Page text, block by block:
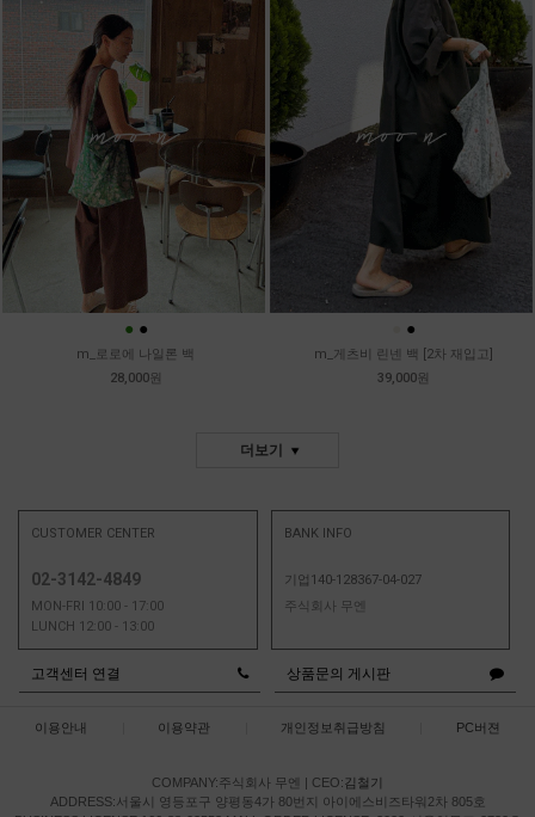
● ●
m_로로에 나일론 백
28,000원
●
m_게츠비 린넨 백 [2차 재입고]
39,000원
더보기
CUSTOMER CENTER
02-3142-4849
MON-FRI 10:00 - 17:00
LUNCH 12:00 - 13:00
BANK INFO
기업140-128367-04-027
주식회사 무엔
고객센터 연결 상품문의 게시판
이용안내 이용약관 개인정보취급방침 PC버젼
COMPANY:주식회사 무엔 | CEO:김철기
ADDRESS:서울시 영등포구 양평동4가 80번지 아이에스비즈타워2차 805호